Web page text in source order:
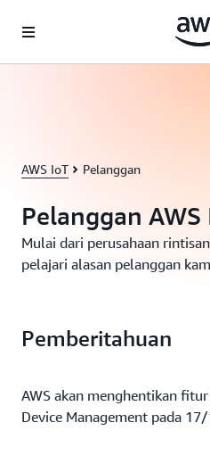
AWS IoT Pelanggan
Pelanggan AWS
Mulai dari perusahaan
pelajari alasan pelanggan
Pemberitahuan
AWS akan menghentikan
Device Management pada